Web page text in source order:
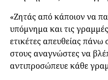
«Ζητάς από κάποιον να
υπόμνημα και τις
ετικέτες απευθείας πάνω
στους αναγνώστες να
αντιπροσώπευε κάθε